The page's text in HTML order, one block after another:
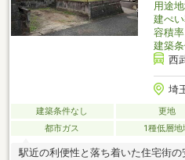
用途
建ぺ
容積率
建築
西
埼
建築条件なし 更地
都市ガス
1種低層地
駅近の利便性と落ち着いた住宅街